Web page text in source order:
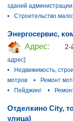
зданий администрации
•
Строительство
Энергосервис,
Адрес:
2-
адрес]
•
Недвижимость,
мотров
•
Ремонт
•
Пейджинг •
Отделкино City,
улица)